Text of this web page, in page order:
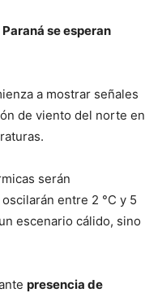
se esperan
a mostrar señales
de viento del norte en
serán
entre 2 °C y 5
escenario cálido, sino
presencia de